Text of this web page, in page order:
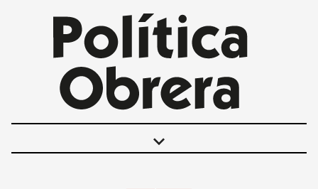
keyboard_arrow_down